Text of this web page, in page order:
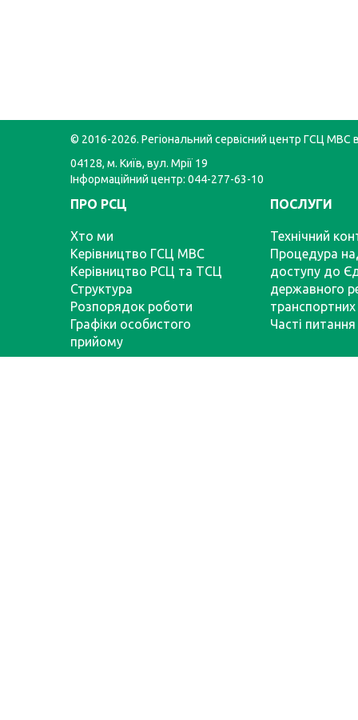
© 2016-2026. Регіональний сервісний центр ГСЦ МВС
04128, м. Київ, вул. Мрії 19
Інформаційний центр: 044-277-63-10
ПРО РСЦ
Хто ми
Керівництво ГСЦ МВС
Керівництво РСЦ та ТСЦ
Структура
Розпорядок роботи
Графіки особистого
прийому
ПОСЛУГИ
Технічний
Процедура
доступу до
державного
транспортних
Часті питання